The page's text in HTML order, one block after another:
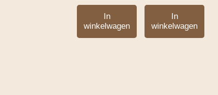
In
winkelwagen
In
winkelwagen